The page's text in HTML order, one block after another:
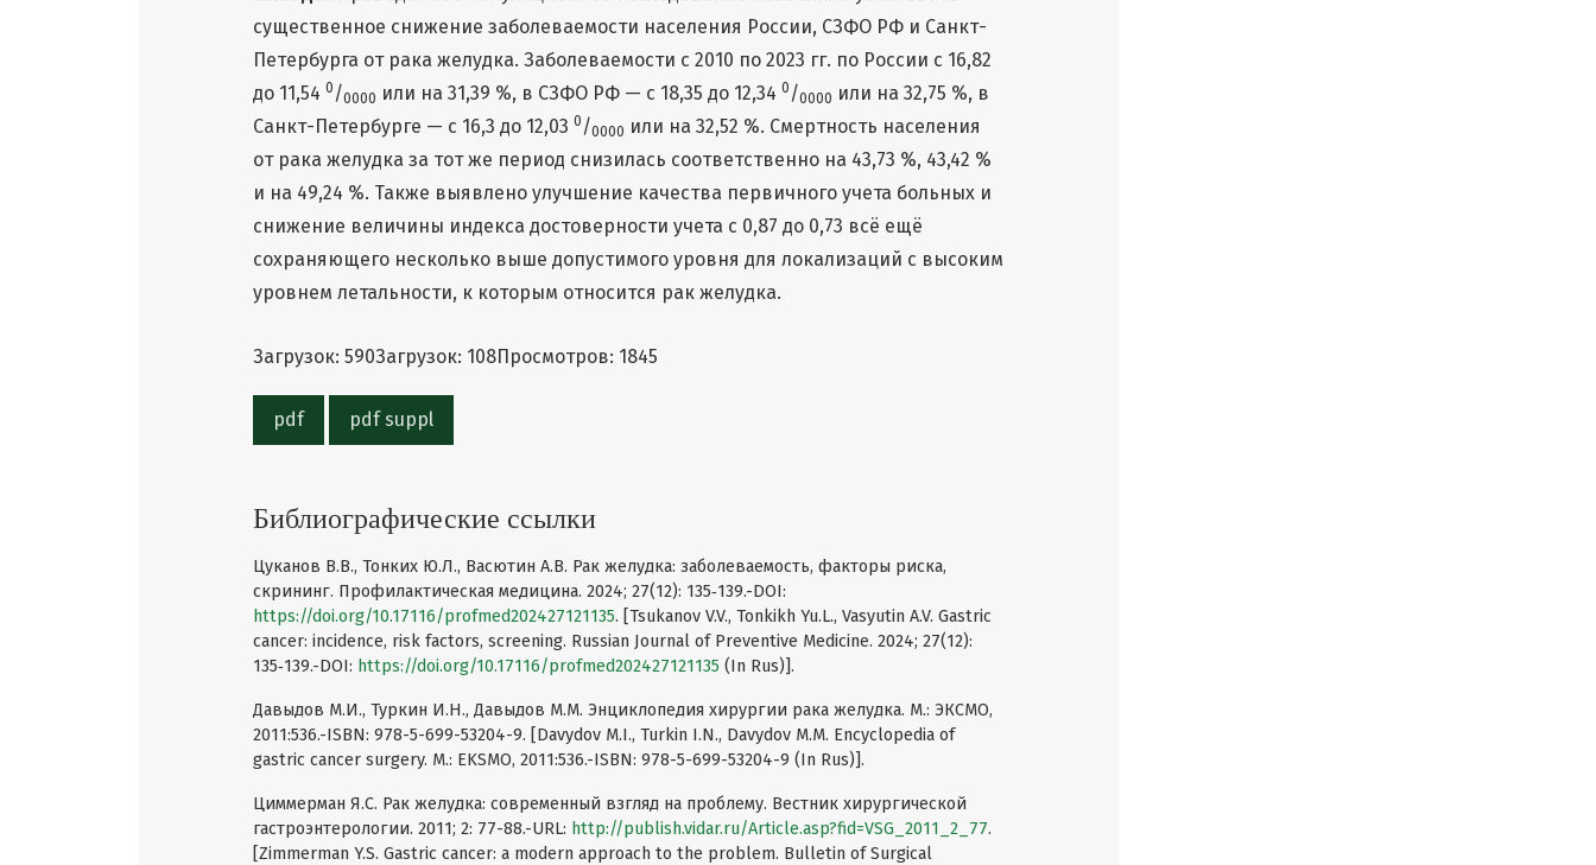
существенное снижение заболеваемости населения России, СЗФО РФ и Санкт-
Петербурга от рака желудка. Заболеваемости с 2010 по 2023 гг. по России с 16,82
до 11,54 0 /0000 или на 31,39 %, в СЗФО РФ — с 18,35 до 12,34 0 /0000 или на 32,75 %, в
Санкт-Петербурге — с 16,3 до 12,03 0 /0000 или на 32,52 %. Смертность населения
от рака желудка за тот же период снизилась соответственно на 43,73 %, 43,42 %
и на 49,24 %. Также выявлено улучшение качества первичного учета больных и
снижение величины индекса достоверности учета с 0,87 до 0,73 всё ещё
сохраняющего несколько выше допустимого уровня для локализаций с высоким
уровнем летальности, к которым относится рак желудка.
Загрузок: 590Загрузок: 108Просмотров: 1845
pdf pdf suppl
Библиографические ссылки
Цуканов В.В., Тонких Ю.Л., Васютин А.В. Рак желудка: заболеваемость, факторы риска,
скрининг. Профилактическая медицина. 2024; 27(12): 135‑139.-DOI:
https://doi.org/10.17116/profmed202427121135. [Tsukanov V.V., Tonkikh Yu.L., Vasyutin A.V. Gastric
cancer: incidence, risk factors, screening. Russian Journal of Preventive Medicine. 2024; 27(12):
135‑139.-DOI: https://doi.org/10.17116/profmed202427121135 (In Rus)].
Давыдов М.И., Туркин И.Н., Давыдов М.М. Энциклопедия хирургии рака желудка. М.: ЭКСМО,
2011:536.-ISBN: 978-5-699-53204-9. [Davydov M.I., Turkin I.N., Davydov M.M. Encyclopedia of
gastric cancer surgery. M.: EKSMO, 2011:536.-ISBN: 978-5-699-53204-9 (In Rus)].
Циммерман Я.С. Рак желудка: современный взгляд на проблему. Вестник хирургической
гастроэнтерологии. 2011; 2: 77-88.-URL: http://publish.vidar.ru/Article.asp?fid=VSG_2011_2_77.
[Zimmerman Y.S. Gastric cancer: a modern approach to the problem. Bulletin of Surgical